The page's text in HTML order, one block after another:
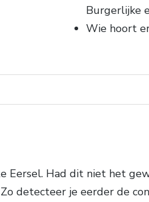
Burgerlijke
Wie hoort
Eersel. Had dit niet het
detecteer je eerder de